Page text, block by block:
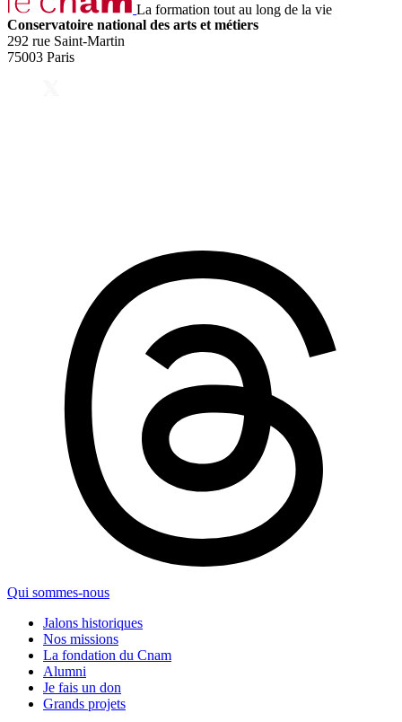
La formation tout au long de la vie
Conservatoire national des arts et métiers
292 rue Saint-Martin
75003 Paris
Qui sommes-nous
Jalons historiques
Nos missions
La fondation du Cnam
Alumni
Je fais un don
Grands projets